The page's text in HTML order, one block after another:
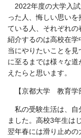
2022年度の大学入
った人、悔しい思い
ている人、それぞれ
紹介するのは高校在
当にやりたいことを見
に至るまでは様々な
えたらと思います。
【京都大学 教育
私の受験生活は、
ました。高校3年生は
翌年春には滑り止め